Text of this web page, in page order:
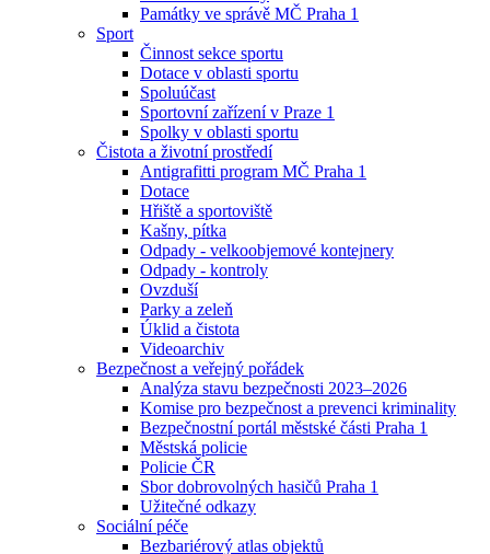
Památky ve správě MČ Praha 1
Sport
Činnost sekce sportu
Dotace v oblasti sportu
Spoluúčast
Sportovní zařízení v Praze 1
Spolky v oblasti sportu
Čistota a životní prostředí
Antigrafitti program MČ Praha 1
Dotace
Hřiště a sportoviště
Kašny, pítka
Odpady - velkoobjemové kontejnery
Odpady - kontroly
Ovzduší
Parky a zeleň
Úklid a čistota
Videoarchiv
Bezpečnost a veřejný pořádek
Analýza stavu bezpečnosti 2023–2026
Komise pro bezpečnost a prevenci kriminality
Bezpečnostní portál městské části Praha 1
Městská policie
Policie ČR
Sbor dobrovolných hasičů Praha 1
Užitečné odkazy
Sociální péče
Bezbariérový atlas objektů